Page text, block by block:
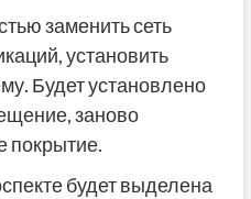
заменить сеть
установить
Будет установлено
заново
покрытие.
будет выделена